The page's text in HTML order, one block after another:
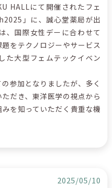
HALLにて開催されたフェ
」に、誠心堂薬局が出
、国際女性デーに合わせて
をテクノロジーやサービス
た大型フェムテックイベン
参加となりましたが、多く
だき、東洋医学の視点から
を知っていただく貴重な機
2025/05/10